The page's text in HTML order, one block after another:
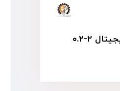
دیسپنسر دیجیتال ۲-۰.۲